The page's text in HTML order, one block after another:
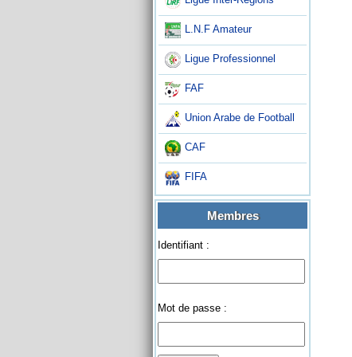
L.N.F Amateur
Ligue Professionnel
FAF
Union Arabe de Football
CAF
FIFA
Membres
Identifiant :
Mot de passe :